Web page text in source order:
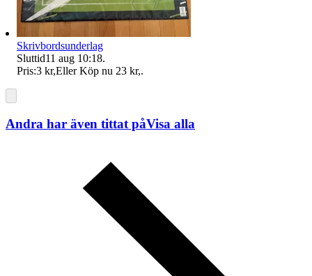
Skrivbordsunderlag
Sluttid11 aug 10:18.
Pris:3 kr,Eller Köp nu 23 kr,.
Andra har även tittat påVisa alla